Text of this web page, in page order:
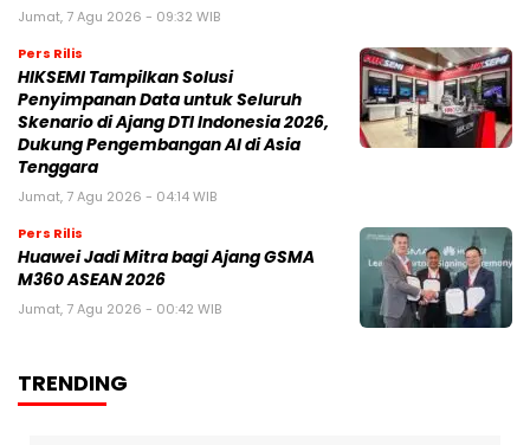
Jumat, 7 Agu 2026 - 09:32 WIB
Pers Rilis
HIKSEMI Tampilkan Solusi
Penyimpanan Data untuk Seluruh
Skenario di Ajang DTI Indonesia 2026,
Dukung Pengembangan AI di Asia
Tenggara
Jumat, 7 Agu 2026 - 04:14 WIB
Pers Rilis
Huawei Jadi Mitra bagi Ajang GSMA
M360 ASEAN 2026
Jumat, 7 Agu 2026 - 00:42 WIB
TRENDING